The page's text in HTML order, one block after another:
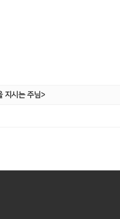
지시는 주님>